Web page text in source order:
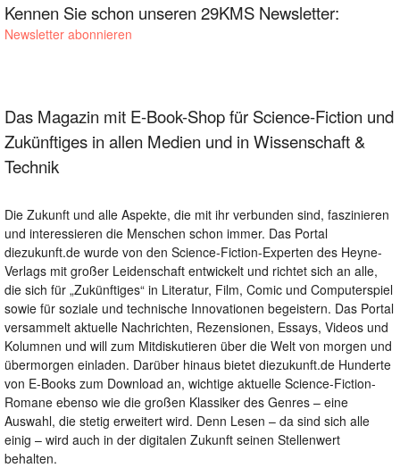
Kennen Sie schon unseren 29KMS Newsletter:
Newsletter abonnieren
Das Magazin mit E-Book-Shop für Science-Fiction und
Zukünftiges in allen Medien und in Wissenschaft &
Technik
Die Zukunft und alle Aspekte, die mit ihr verbunden sind, faszinieren
und interessieren die Menschen schon immer. Das Portal
diezukunft.de wurde von den Science-Fiction-Experten des Heyne-
Verlags mit großer Leidenschaft entwickelt und richtet sich an alle,
die sich für „Zukünftiges“ in Literatur, Film, Comic und Computerspiel
sowie für soziale und technische Innovationen begeistern. Das Portal
versammelt aktuelle Nachrichten, Rezensionen, Essays, Videos und
Kolumnen und will zum Mitdiskutieren über die Welt von morgen und
übermorgen einladen. Darüber hinaus bietet diezukunft.de Hunderte
von E-Books zum Download an, wichtige aktuelle Science-Fiction-
Romane ebenso wie die großen Klassiker des Genres – eine
Auswahl, die stetig erweitert wird. Denn Lesen – da sind sich alle
einig – wird auch in der digitalen Zukunft seinen Stellenwert
behalten.